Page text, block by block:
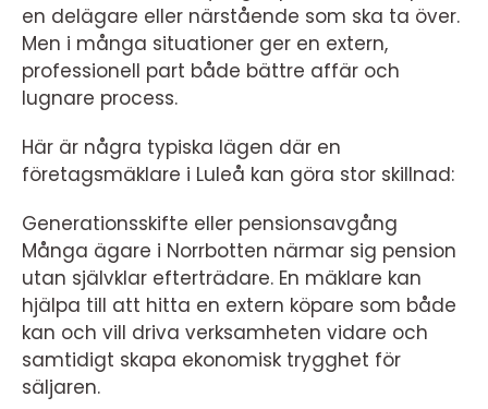
en delägare eller närstående som ska ta över.
Men i många situationer ger en extern,
professionell part både bättre affär och
lugnare process.
Här är några typiska lägen där en
företagsmäklare i Luleå kan göra stor skillnad:
Generationsskifte eller pensionsavgång
Många ägare i Norrbotten närmar sig pension
utan självklar efterträdare. En mäklare kan
hjälpa till att hitta en extern köpare som både
kan och vill driva verksamheten vidare och
samtidigt skapa ekonomisk trygghet för
säljaren.